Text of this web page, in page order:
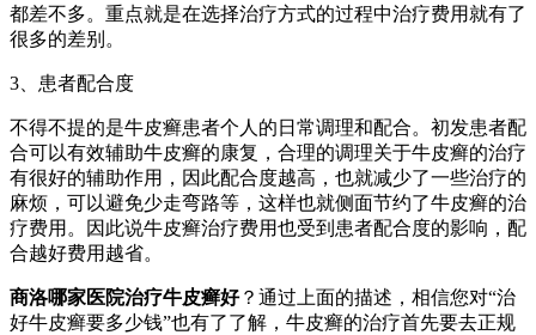
都差不多。重点就是在选择治疗方式的过程中治疗费用就有了
很多的差别。
3、患者配合度
不得不提的是牛皮癣患者个人的日常调理和配合。初发患者配
合可以有效辅助牛皮癣的康复，合理的调理关于牛皮癣的治疗
有很好的辅助作用，因此配合度越高，也就减少了一些治疗的
麻烦，可以避免少走弯路等，这样也就侧面节约了牛皮癣的治
疗费用。因此说牛皮癣治疗费用也受到患者配合度的影响，配
合越好费用越省。
商洛哪家医院治疗牛皮癣好？通过上面的描述，相信您对“治
好牛皮癣要多少钱”也有了了解，牛皮癣的治疗首先要去正规